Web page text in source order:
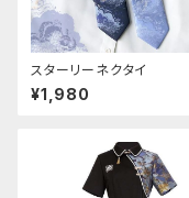
スターリーネクタイ
¥1,980